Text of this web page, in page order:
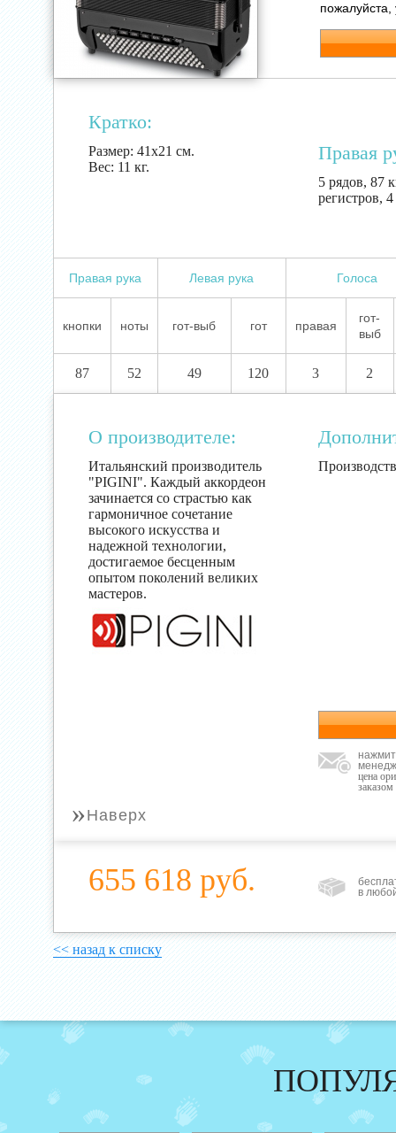
пожалуйста,
Кратко:
Размер: 41х21 см.
Вес: 11 кг.
Правая
5 рядов, 87
регистров,
Правая рука Левая рука Голоса
кнопки ноты гот-выб гот правая
гот-
выб
87 52 49 120 3 2
О производителе:
Итальянский производитель
"PIGINI". Каждый аккордеон
зачинается со страстью как
гармоничное сочетание
высокого искусства и
надежной технологии,
достигаемое бесценным
опытом поколений великих
мастеров.
цена
заказом
» Наверх
655 618 руб.
в
<< назад к списку